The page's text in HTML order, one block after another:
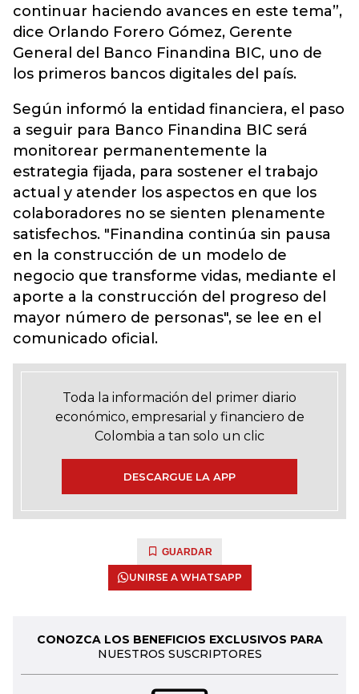
continuar haciendo avances en este tema”,
dice Orlando Forero Gómez, Gerente
General del Banco Finandina BIC, uno de
los primeros bancos digitales del país.
Según informó la entidad financiera, el paso
a seguir para Banco Finandina BIC será
monitorear permanentemente la
estrategia fijada, para sostener el trabajo
actual y atender los aspectos en que los
colaboradores no se sienten plenamente
satisfechos. "Finandina continúa sin pausa
en la construcción de un modelo de
negocio que transforme vidas, mediante el
aporte a la construcción del progreso del
mayor número de personas", se lee en el
comunicado oficial.
Toda la información del primer diario
económico, empresarial y financiero de
Colombia a tan solo un clic
DESCARGUE LA APP
GUARDAR
UNIRSE A WHATSAPP
CONOZCA LOS BENEFICIOS EXCLUSIVOS PARA
NUESTROS SUSCRIPTORES